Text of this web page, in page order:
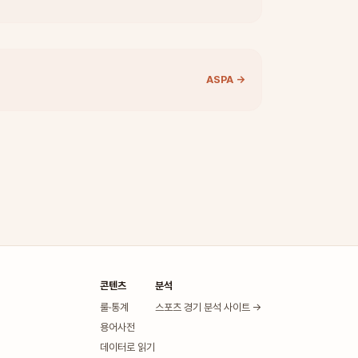
ASPA →
콘텐츠
룰·통계
용어사전
데이터로 읽기
분석
스포츠 경기 분석 사이트 →